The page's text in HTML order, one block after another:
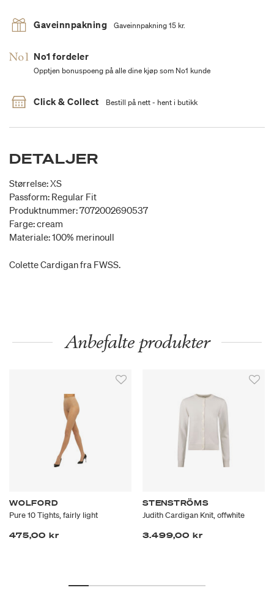
Gaveinnpakning Gaveinnpakning 15 kr.
No1 fordeler
Opptjen bonuspoeng på alle dine kjøp som No1 kunde
Click & Collect Bestill på nett - hent i butikk
DETALJER
Størrelse: XS
Passform: Regular Fit
Produktnummer: 7072002690537
Farge: cream
Materiale: 100% merinoull
Colette Cardigan fra FWSS.
Anbefalte produkter
WOLFORD
Pure 10 Tights, fairly light
475,00 kr
STENSTRÖMS
Judith Cardigan Knit, offwhite
3.499,00 kr